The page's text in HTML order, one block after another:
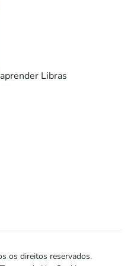
Libras
os direitos reservados.